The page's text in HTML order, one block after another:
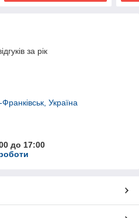
за рік
Україна
до 17:00